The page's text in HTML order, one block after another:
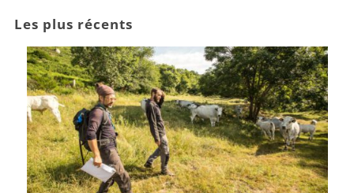
Les plus récents